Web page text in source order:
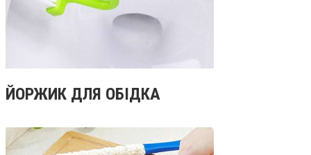
ЙОРЖИК ДЛЯ ОБІДКА